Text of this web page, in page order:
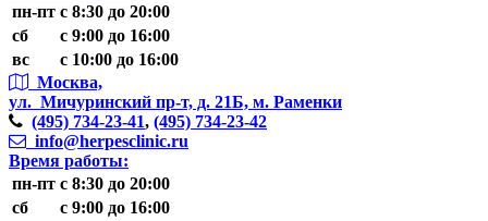
пн-пт с 8:30 до 20:00
сб
с 9:00 до 16:00
вс
с 10:00 до 16:00
Москва,
ул. Мичуринский пр-т, д. 21Б, м. Раменки
(495) 734-23-41, (495) 734-23-42
info@herpesclinic.ru
Время работы:
пн-пт с 8:30 до 20:00
сб
с 9:00 до 16:00